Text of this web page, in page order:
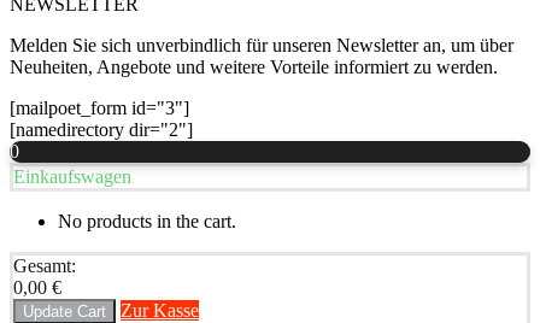
NEWSLETTER
Melden Sie sich unverbindlich für unseren Newsletter an, um über
Neuheiten, Angebote und weitere Vorteile informiert zu werden.
[mailpoet_form id="3"]
[namedirectory dir="2"]
0
Einkaufswagen
No products in the cart.
Gesamt:
0,00 €
Update Cart
Zur Kasse